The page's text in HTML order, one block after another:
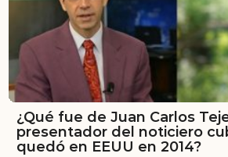
¿Qué fue de Juan Carlos
presentador del noticiero
quedó en EEUU en 2014?